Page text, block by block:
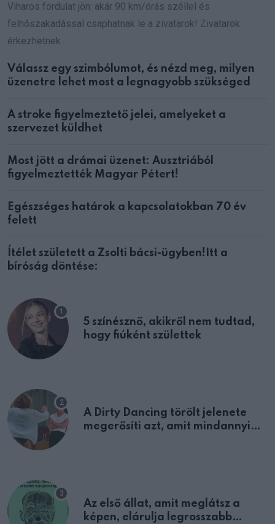
Viharos fordulat jön: akár 90 km/órás széllel és
felhőszakadással csaphatnak le a zivatarok! Zivatarok
érkezhetnek
Válassz egy szimbólumot, és nézd meg, milyen
üzenetre lehet most a legnagyobb szükséged
A stroke figyelmeztető jelei, amelyeket a
szervezet küldhet
Most jött a drámai üzenet: Ausztriából
figyelmeztették Magyar Pétert!
Egészséges határok a kapcsolatokban 70 év
felett
Ítélet született a Zsolti bácsi-ügyben!Itt a
bíróság döntése:
5 színésznő, akikről nem tudtad,
hogy fiúként születtek
A Dirty Dancing törölt jelenete
megerősíti azt, amit mindannyian
Az első állat, amit meglátsz a
képen, elárulja legrosszabb